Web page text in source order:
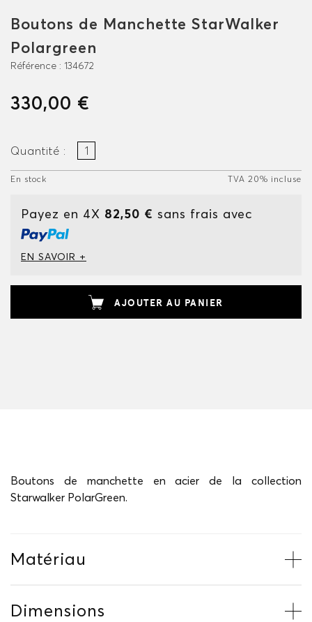
Boutons de Manchette StarWalker
Polargreen
Référence : 134672
330,00 €
Quantité :
En stock TVA 20% incluse
Payez en 4X 82,50 € sans frais avec
EN SAVOIR +
AJOUTER AU PANIER
Boutons de manchette en acier de la collection
Starwalker PolarGreen.
Matériau
Dimensions